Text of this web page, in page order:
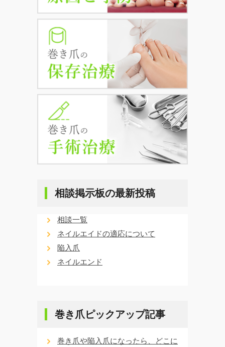
相談掲示板の最新投稿
相談一覧
ネイルエイドの適応について
陥入爪
ネイルエンド
巻き爪ピックアップ記事
巻き爪や陥入爪になったら、どこに